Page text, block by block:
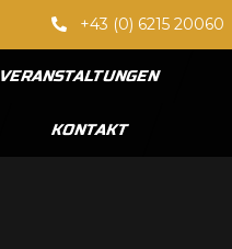
+43 (0) 6215 20060
VERANSTALTUNGEN
KONTAKT